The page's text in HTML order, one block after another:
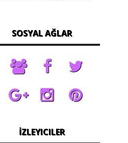
SOSYAL AĞLAR
İZLEYICILER